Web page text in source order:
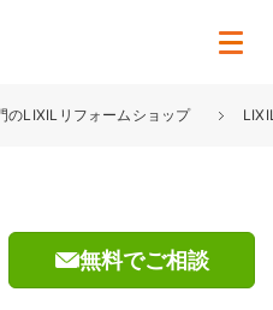
のLIXILリフォームショップ
無料でご相談